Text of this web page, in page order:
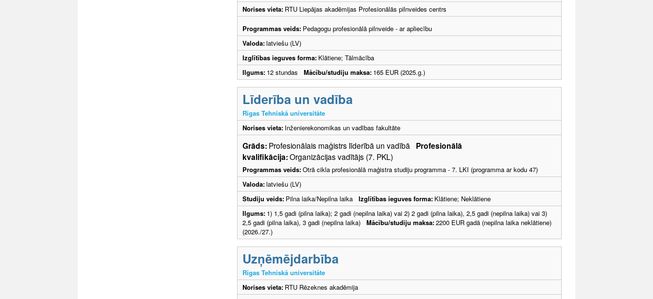
Norises vieta: RTU Liepājas akadēmijas Profesionālās pilnveides centrs
Programmas veids: Pedagogu profesionālā pilnveide - ar apliecību
Valoda:latviešu (LV)
Izglītības ieguves forma: Klātiene; Tālmācība
Ilgums: 12 stundas Mācību/studiju maksa: 165 EUR (2025.g.)
Līderība un vadība
Rīgas Tehniskā universitāte
Norises vieta: Inženierekonomikas un vadības fakultāte
Grāds: Profesionālais maģistrs līderībā un vadībā Profesionālā
kvalifikācija:Organizācijas vadītājs (7. PKL)
Programmas veids:Otrā cikla profesionālā maģistra studiju programma - 7. LKI (programma ar kodu 47)
Valoda:latviešu (LV)
Studiju veids: Pilna laika/Nepilna laika Izglītības ieguves forma: Klātiene; Neklātiene
Ilgums: 1) 1,5 gadi (pilna laika); 2 gadi (nepilna laika) vai 2) 2 gadi (pilna laika), 2,5 gadi (nepilna laika) vai 3)
2,5 gadi (pilna laika), 3 gadi (nepilna laika) Mācību/studiju maksa:2200 EUR gadā (nepilna laika neklātiene)
(2026./27.)
Uzņēmējdarbība
Rīgas Tehniskā universitāte
Norises vieta: RTU Rēzeknes akadēmija